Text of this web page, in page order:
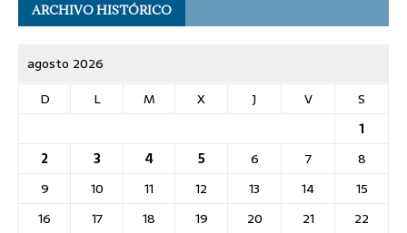
ARCHIVO HISTÓRICO
agosto 2026
D
L M X J V
S
1
2
3 4 5 6 7
8
9
10 11 12 13 14
15
16
17 18 19 20 21
22